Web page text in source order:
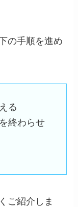
の手順を進め
る
終わらせ
ご紹介しま